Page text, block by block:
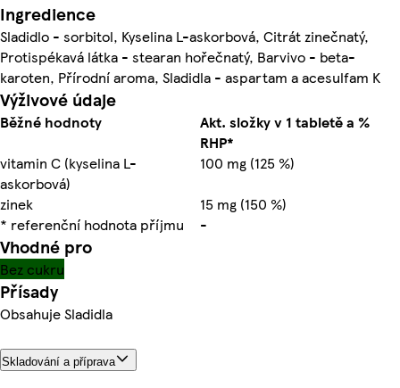
Ingredience
Sladidlo - sorbitol, Kyselina L-askorbová, Citrát zinečnatý,
Protispékavá látka - stearan hořečnatý, Barvivo - beta-
karoten, Přírodní aroma, Sladidla - aspartam a acesulfam K
Výživové údaje
Běžné hodnoty
Akt. složky v 1 tabletě a %
RHP*
vitamin C (kyselina L-
askorbová)
100 mg (125 %)
zinek
15 mg (150 %)
* referenční hodnota příjmu
-
Vhodné pro
Bez cukru
Přísady
Obsahuje Sladidla
Skladování a příprava